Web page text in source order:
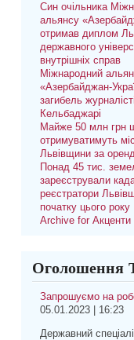
Син очільника
альянсу
отримав диплом
державного
внутрішніх справ
Міжнародний
«Азербайджан-
загибель
Кельбаджарі
Майже 50 млн грн
отримуватимуть
Львівщини за
Понад 45 тис.
зареєстрували
реєстратори
початку цього року
Archive for Акценти
Оголошення
Запрошуємо на
05.01.2023 | 16:23
Державний